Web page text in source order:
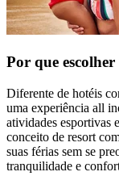
Por que
Diferente de hotéis
uma experiência all
atividades esportivas
conceito de resort
suas férias sem se
tranquilidade e